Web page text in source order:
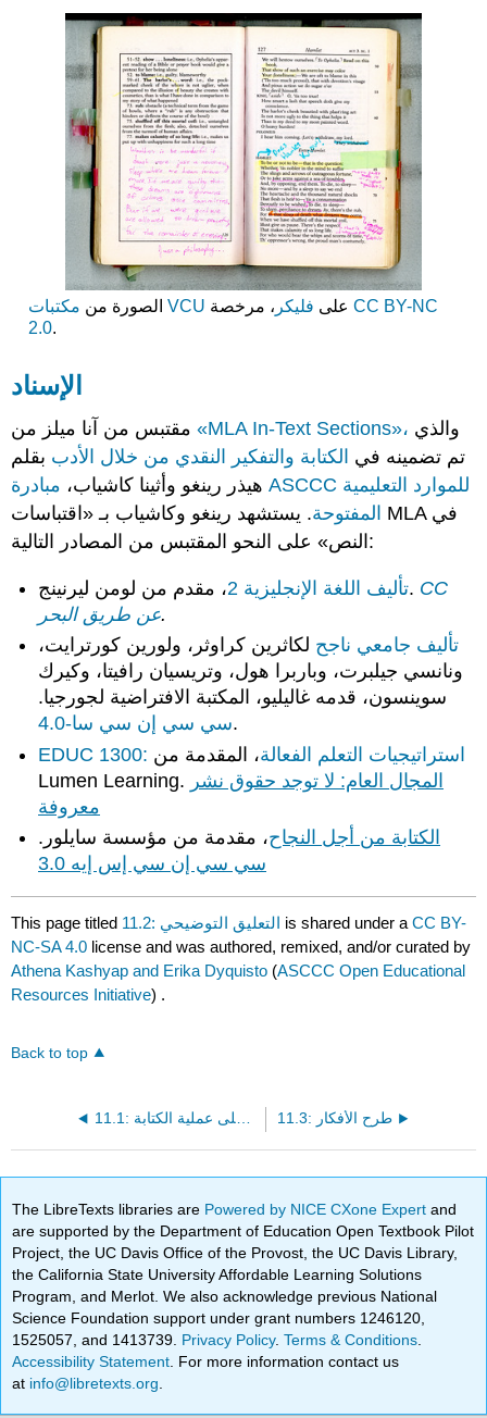
الصورة من مكتبات VCU على فليكر
CC BY-NC
2.0.
الإسناد
مقتبس من آنا ميلز من«MLA In-Text Sections»،
تم تضمينه في الكتابة والتفكير النقدي من خلال الأدب بقلم
هيذر رينغو وأثينا كاشياب، مبادرة ASCCC للموارد التعليمية
المفتوحة. يستشهد رينغو وكاشياب بـ «اقتباسات MLA في
النص» على النحو المقتبس من المصادر التالية:
تأليف اللغة الإنجليزية 2 ، مقدم من لومن ليرنينج. CC
عن طريق البحر.
تأليف جامعي ناجح لكاثرين كراوثر، ولورين كورترايت،
ونانسي جيلبرت، وباربرا هول، وتريسيان رافيتا، وكيرك
سوينسون، قدمه غاليليو، المكتبة الافتراضية لجورجيا.
سي سي إن سي سا-4.0.
EDUC 1300: استراتيجيات التعلم الفعالة، المقدمة من
Lumen Learning. المجال العام: لا توجد حقوق نشر
معروفة
الكتابة من أجل النجاح، مقدمة من مؤسسة سايلور.
سي سي إن سي إس إيه 3.0
This page titled 11.2: التعليق التوضيحي is shared under aCC BY-
NC-SA 4.0 license and was authored, remixed, and/or curated by
Athena Kashyap and Erika Dyquisto (ASCCC Open Educational
Resources Initiative) .
Back to top
11.3: طرح الأفكار
The LibreTexts libraries are Powered by NICE CXone Expertand
are supported by the Department of Education Open Textbook Pilot
Project, the UC Davis Office of the Provost, the UC Davis Library,
the California State University Affordable Learning Solutions
Program, and Merlot. We also acknowledge previous National
Science Foundation support under grant numbers 1246120,
1525057, and 1413739. Privacy Policy.Terms & Conditions
Accessibility Statement . For more information contact us
at info@libretexts.org